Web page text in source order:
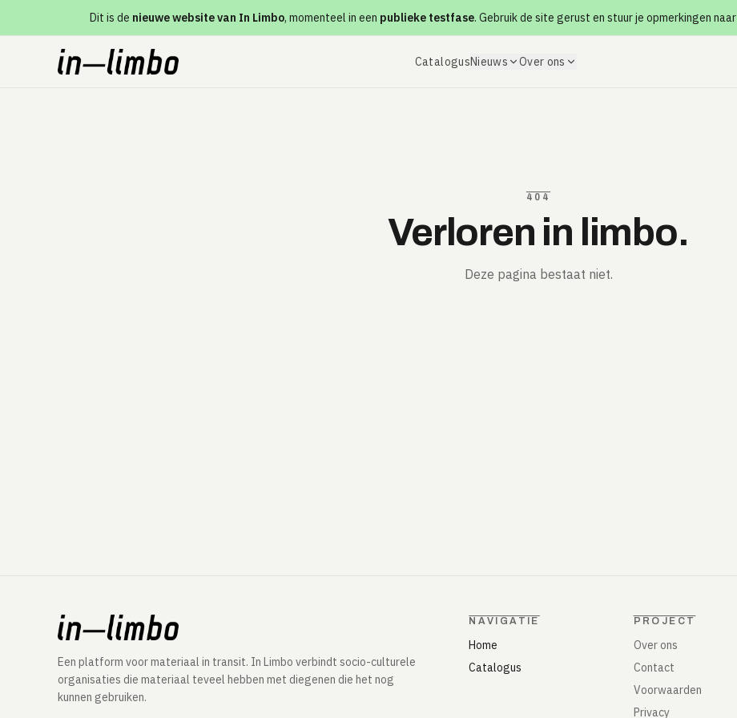
Dit is de nieuwe website van In Limbo, momenteel in een publieke testfase. Gebruik de site gerust en stuur je opmerkingen naar
CatalogusNieuws Over ons
404
Verloren in limbo.
Deze pagina bestaat niet.
Een platform voor materiaal in transit. In Limbo verbindt socio-culturele
organisaties die materiaal teveel hebben met diegenen die het nog
kunnen gebruiken.
NAVIGATIE
Home
Catalogus
PROJECT
Over ons
Contact
Voorwaarden
Privacy